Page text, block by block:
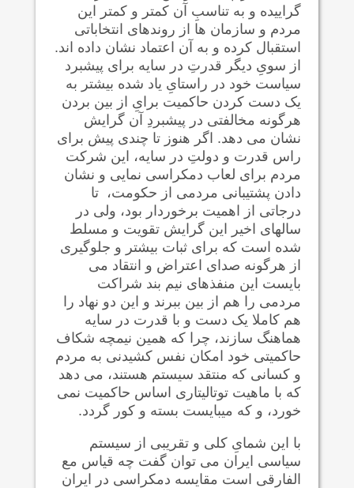
گراییده و به تناسبِ آن کمتر و کمتر این
مردم و سازمان ها از روندهای انتخاباتی
استقبال کرده و به آن اعتماد نشان داده اند.
از سویِ دیگر قدرتِ در سایه برای پیشبرد
سیاست خود در راستایِ یاد شده بیشتر به
یک دست کردن حاکمیت برایِ از بین بردن
هرگونه مخالفتی در پیشبردِ آن گرایش
نشان می دهد. اگر هنوز تا چندی پیش برای
راس قدرت و دولتِ در سایه، این شرکت
مردم برای لعاب دمکراسی نمایی و نشان
دادن پشتیبانی مردمی از حکومت، تا
درجاتی از اهمیت برخوردار بود، ولی در
سالهای اخیر این گرایش تقویت و مسلط
شده است که برای ثبات بیشتر و جلوگیری
از هرگونه صدای اعتراض و انتقاد می
بایست این منفذهای نیم بند شراکت
مردمی را هم از بین ببرند و این دو نهاد را
هم کاملا یک دست و با قدرت در سایه
هماهنگ سازند، چرا که همین نیمچه شکاف
حاکمیتی خود امکان نفس کشیدنی به مردم
و کسانی که منتقد سیستم هستند، می دهد
که با ماهیت توتالیتاری اساس حاکمیت نمی
خورد، و که میبایست بسته و کور گردد.
با این شمایِ کلی و تقریبی از سیستم
سیاسی ایران می توان گفت چه قیاس مع
الفارقی است مقایسه دمکراسی در ایران